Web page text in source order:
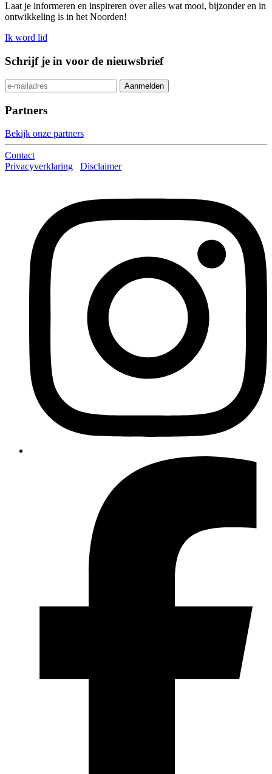
Laat je informeren en inspireren over alles wat mooi, bijzonder en in
ontwikkeling is in het Noorden!
Ik word lid
Schrijf je in voor de nieuwsbrief
Partners
Bekijk onze partners
Contact
Privacyverklaring
Disclaimer